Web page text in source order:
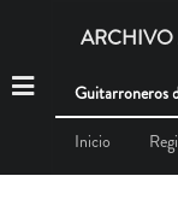
Guitarroneros
Inicio